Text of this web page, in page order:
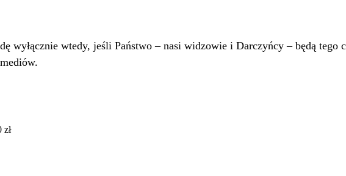
wyłącznie wtedy, jeśli Państwo – nasi widzowie i Darczyńcy – będą tego
zł